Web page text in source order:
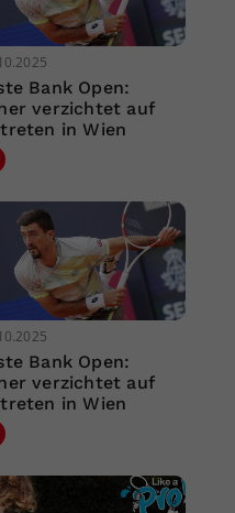
Bank Open:
verzichtet auf
in Wien
Bank Open:
verzichtet auf
in Wien